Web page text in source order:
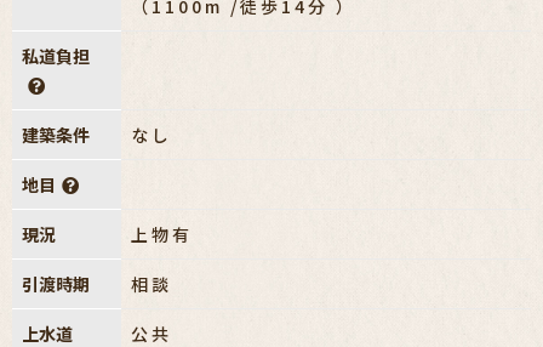
（1100m /徒歩14分 ）
私道負担
建築条件 なし
地目
現況 上物有
引渡時期 相談
上水道 公共